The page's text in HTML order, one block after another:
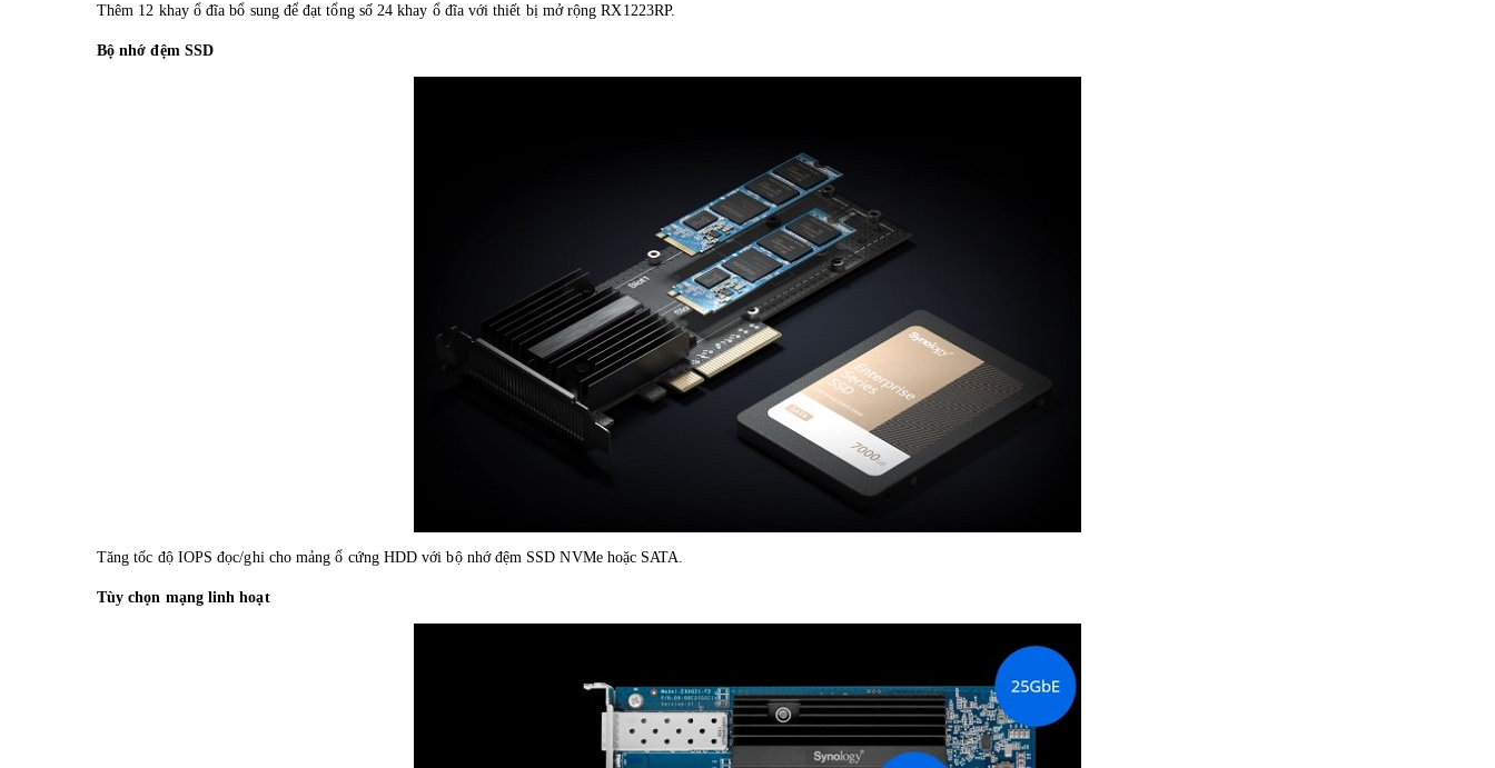
Thêm 12 khay ổ đĩa bổ sung để đạt tổng số 24 khay ổ đĩa với thiết bị mở rộng RX1223RP.
Bộ nhớ đệm SSD
Tăng tốc độ IOPS đọc/ghi cho mảng ổ cứng HDD với bộ nhớ đệm SSD NVMe hoặc SATA.
Tùy chọn mạng linh hoạt